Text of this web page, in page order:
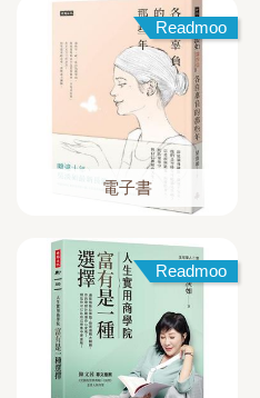
Readmoo
電子書
Readmoo